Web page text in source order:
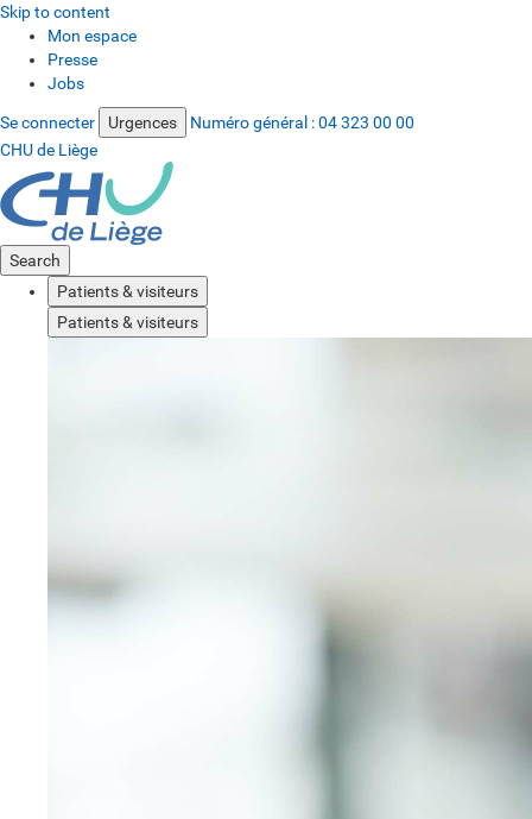
Skip to content
Mon espace
Presse
Jobs
Se connecter Urgences Numéro général :04 323 00 00
CHU de Liège
Search
Patients & visiteurs
Patients & visiteurs